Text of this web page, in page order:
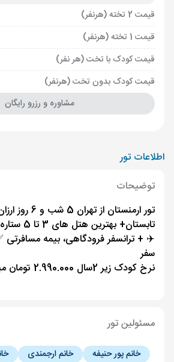
قیمت 2 تخته (هرنفر)
قیمت 1 تخته (هرنفر)
قیمت کودک با تخت (هر نفر)
قیمت کودک بدون تخت (هرنفر)
مشاوره و رزرو رایگان
اطلاعات تور
توضیحات
تور ارمنستان از
تابستان+
✈️ + ترانسفر فرودگاهی، بیمه مسافرتی
سفر
نرخ کودک زیر 2سال 2.990.000 تومان میباشد.
مسئولین تور
خانم پور حنیفه خانم ارجمندی